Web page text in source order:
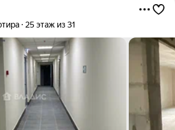
25 этаж из 31